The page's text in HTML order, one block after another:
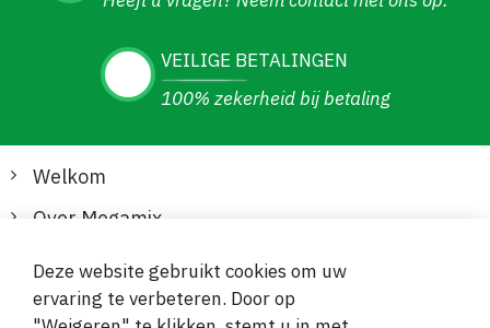
VEILIGE BETALINGEN
100% zekerheid bij betaling
Welkom
Over Megamix
Informatie
Klantenservice
Deze website gebruikt cookies om uw
ervaring te verbeteren. Door op